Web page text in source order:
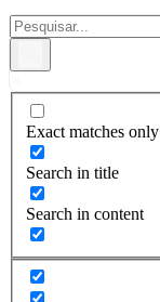
Exact matches only
Search in title
Search in content